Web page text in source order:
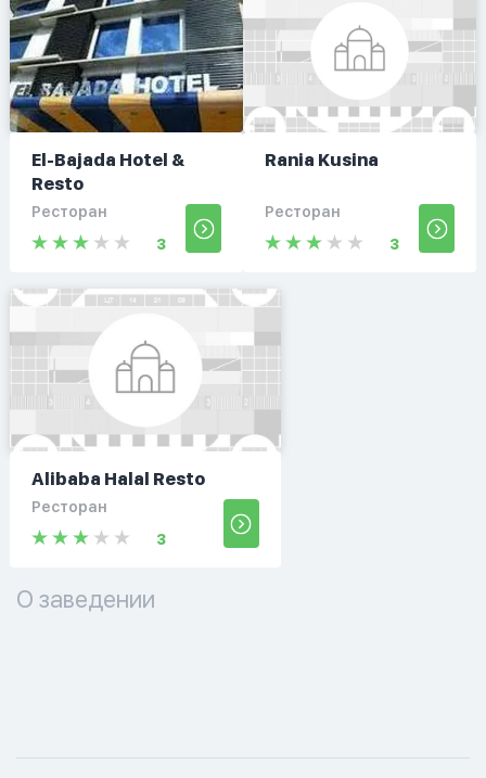
El-Bajada Hotel &
Resto
Ресторан
3
Rania Kusina
Ресторан
3
Alibaba Halal Resto
Ресторан
3
О заведении